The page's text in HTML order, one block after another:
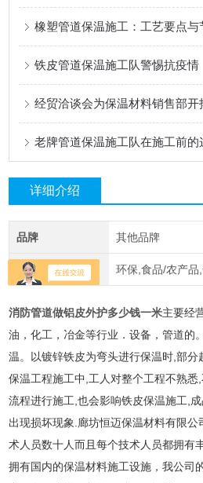
橡塑管道保温施工：工艺要点
铁皮管道保温施工队警惕抗疫情
经贸洽谈会为保温材料销售部开
老牌管道保温施工队在施工前
详细介绍
品牌 其他品牌
应用领域 环保,食品/农产品
消防管道做铝皮外护多少钱一米主要经
油，化工，冶金等行业．设备，管道的
温。以镀锌铁皮为弯头进行保温时,部
保温工程施工中,工人对整个工程不熟
流程进行施工,也会影响铁皮保温施工,
出现损坏现象.廊坊恒迈保温材料有限
术人员数十人而且每个技术人员都拥有
拥有国内的保温材料施工设施，我公司